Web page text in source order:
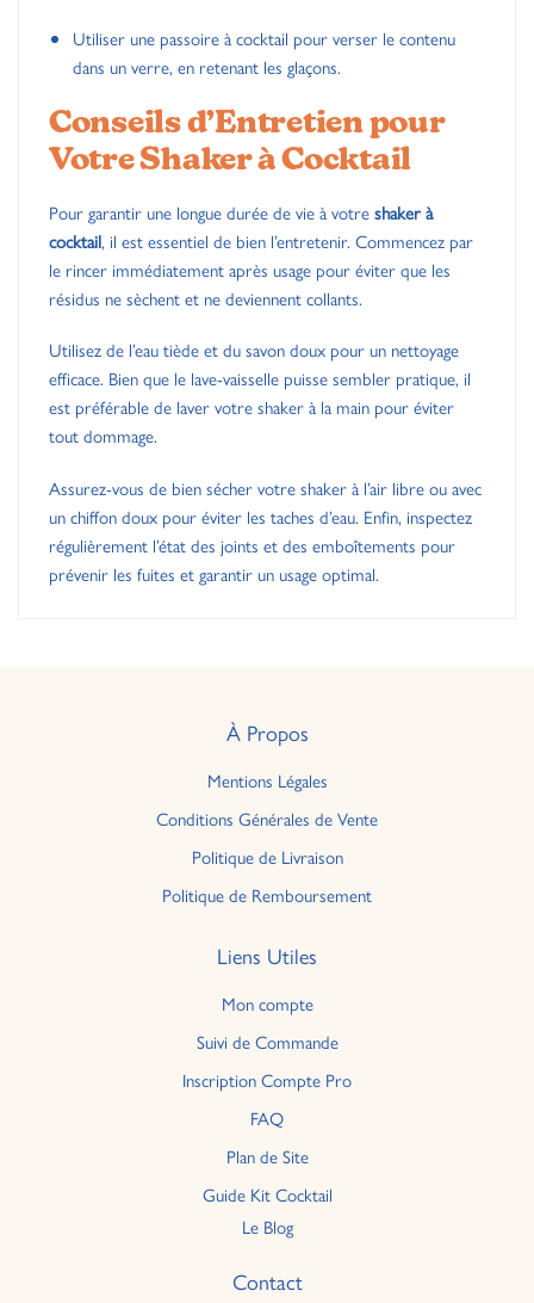
Utiliser une passoire à cocktail pour verser le contenu
dans un verre, en retenant les glaçons.
Conseils d’Entretien pour
Votre Shaker à Cocktail
Pour garantir une longue durée de vie à votreshaker à
cocktail, il est essentiel de bien l’entretenir. Commencez par
le rincer immédiatement après usage pour éviter que les
résidus ne sèchent et ne deviennent collants.
Utilisez de l’eau tiède et du savon doux pour un nettoyage
efficace. Bien que le lave-vaisselle puisse sembler pratique, il
est préférable de laver votre shaker à la main pour éviter
tout dommage.
Assurez-vous de bien sécher votre shaker à l’air libre ou avec
un chiffon doux pour éviter les taches d’eau. Enfin, inspectez
régulièrement l’état des joints et des emboîtements pour
prévenir les fuites et garantir un usage optimal.
À Propos
Mentions Légales
Conditions Générales de Vente
Politique de Livraison
Politique de Remboursement
Liens Utiles
Mon compte
Suivi de Commande
Inscription Compte Pro
FAQ
Plan de Site
Guide Kit Cocktail
Le Blog
Contact